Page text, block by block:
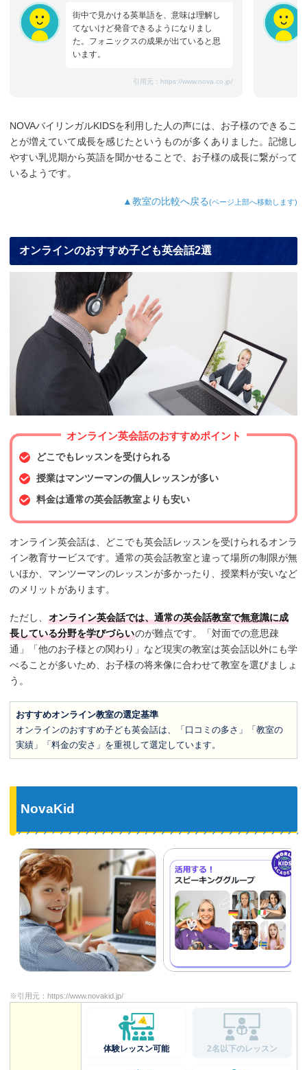
街中で見かける英単語を、意味は理解し
てないけど発音できるようになりまし
た。フォニックスの成果が出ていると思
います。
引用元： https://www.nova.co.jp/
NOVAバイリンガルKIDSを利用した人の声には、お子様のできるこ
とが増えていて成長を感じたというものが多くありました。記憶し
やすい乳児期から英語を聞かせることで、お子様の成長に繋がって
いるようです。
▲教室の比較へ戻る(ページ上部へ移動します)
オンラインのおすすめ子ども英会話2選
オンライン英会話のおすすめポイント
どこでもレッスンを受けられる
授業はマンツーマンの個人レッスンが多い
料金は通常の英会話教室よりも安い
オンライン英会話は、どこでも英会話レッスンを受けられるオンラ
イン教育サービスです。通常の英会話教室と違って場所の制限が無
いほか、マンツーマンのレッスンが多かったり、授業料が安いなど
のメリットがあります。
ただし、 オンライン英会話では、通常の英会話教室で無意識に成
長している分野を学びづらいのが難点です。「対面での意思疎
通」「他のお子様との関わり」など現実の教室は英会話以外にも学
べることが多いため、お子様の将来像に合わせて教室を選びましょ
う。
おすすめオンライン教室の選定基準
オンラインのおすすめ子ども英会話は、「口コミの多さ」「教室の
実績」「料金の安さ」を重視して選定しています。
NovaKid
※引用元： https://www.novakid.jp/
体験レッスン可能 2名以下のレッスン